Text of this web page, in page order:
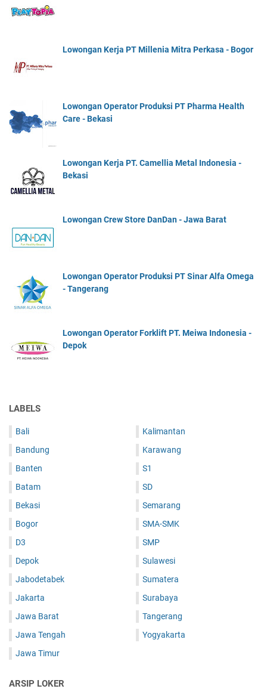
Lowongan Kerja PT Millenia Mitra Perkasa - Bogor
Lowongan Operator Produksi PT Pharma Health
Care - Bekasi
Lowongan Kerja PT. Camellia Metal Indonesia -
Bekasi
Lowongan Crew Store DanDan - Jawa Barat
Lowongan Operator Produksi PT Sinar Alfa Omega
- Tangerang
Lowongan Operator Forklift PT. Meiwa Indonesia -
Depok
LABELS
Bali
Bandung
Banten
Batam
Bekasi
Bogor
D3
Depok
Jabodetabek
Jakarta
Jawa Barat
Jawa Tengah
Jawa Timur
Kalimantan
Karawang
S1
SD
Semarang
SMA-SMK
SMP
Sulawesi
Sumatera
Surabaya
Tangerang
Yogyakarta
ARSIP LOKER